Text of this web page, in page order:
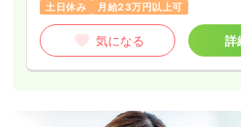
土日休み
月給23万円以上可
気になる 詳